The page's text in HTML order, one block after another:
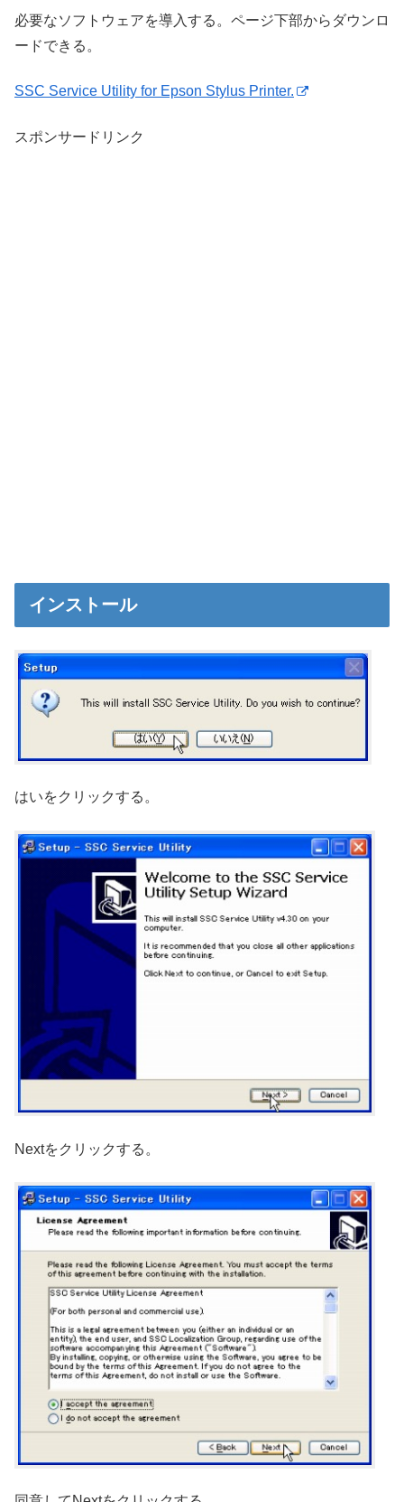
必要なソフトウェアを導入する。ページ下部からダウンロ
ードできる。
SSC Service Utility for Epson Stylus Printer.
スポンサードリンク
インストール
はいをクリックする。
Nextをクリックする。